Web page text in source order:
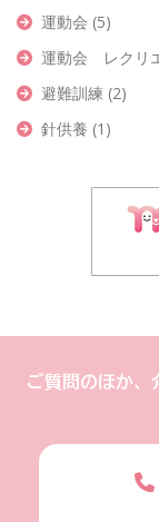
運動会 (5)
運動会 レクリ
避難訓練 (2)
針供養 (1)
ご質問のほか、